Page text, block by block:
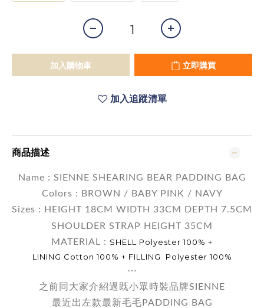
加入購物車 立即購買
加入追蹤清單
商品描述
Name : SIENNE SHEARING BEAR PADDING BAG
Colors : BROWN / BABY PINK / NAVY
Sizes : HEIGHT 18CM WIDTH 33CM DEPTH 7.5CM
SHOULDER STRAP HEIGHT 35CM
MATERIAL : SHELL Polyester 100% +
LINING Cotton 100% + FILLING Polyester 100%
⋯
之前同大家介紹過既小眾時裝品牌SIENNE
最近出左款最新毛毛PADDING BAG